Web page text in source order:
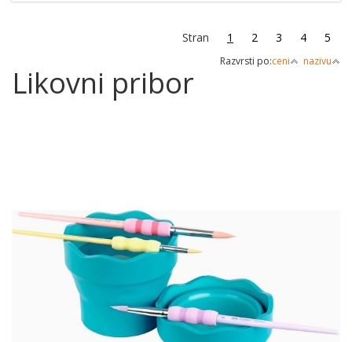
Stran 1 2 3 4 5
Razvrsti po:ceni nazivu
Likovni pribor